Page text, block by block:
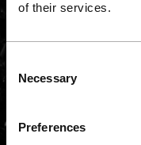
of their services.
Selection
Necessary
Preferences